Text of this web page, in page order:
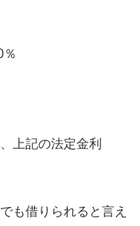
％
上記の法定金利
も借りられると言え